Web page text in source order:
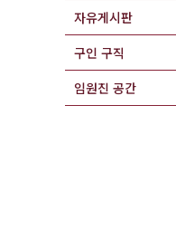
자유게시판
구인 구직
임원진 공간